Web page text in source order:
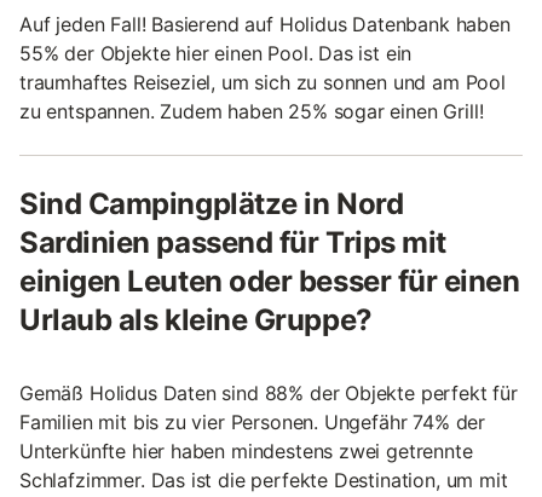
Auf jeden Fall! Basierend auf Holidus Datenbank haben
55% der Objekte hier einen Pool. Das ist ein
traumhaftes Reiseziel, um sich zu sonnen und am Pool
zu entspannen. Zudem haben 25% sogar einen Grill!
Sind Campingplätze in Nord
Sardinien passend für Trips mit
einigen Leuten oder besser für einen
Urlaub als kleine Gruppe?
Gemäß Holidus Daten sind 88% der Objekte perfekt für
Familien mit bis zu vier Personen. Ungefähr 74% der
Unterkünfte hier haben mindestens zwei getrennte
Schlafzimmer. Das ist die perfekte Destination, um mit